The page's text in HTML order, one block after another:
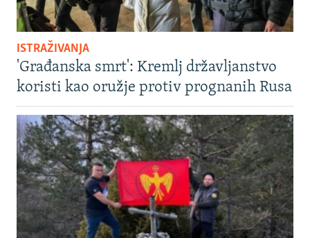
ISTRAŽIVANJA
'Građanska smrt': Kremlj državljanstvo
koristi kao oružje protiv prognanih Rusa